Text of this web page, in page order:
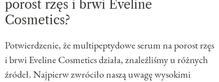
porost rzęs i brwi Eveline
Cosmetics?
Potwierdzenie, że multipeptydowe serum na porost rzęs
i brwi Eveline Cosmetics działa, znaleźliśmy u różnych
źródeł. Najpierw zwróciło naszą uwagę wysokimi